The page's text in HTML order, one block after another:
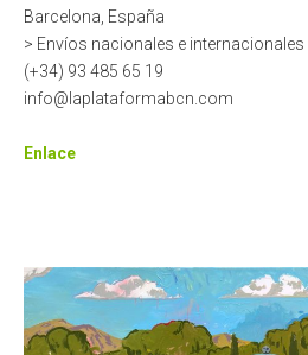
Barcelona, España
> Envíos nacionales e internacionales
(+34) 93 485 65 19
info@laplataformabcn.com
Enlace